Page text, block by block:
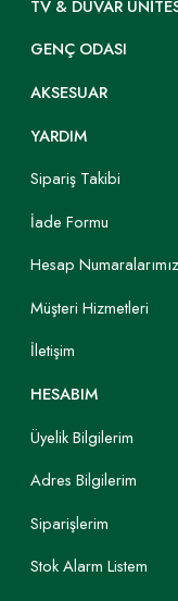
TV & DUVAR
GENÇ ODASI
AKSESUAR
YARDIM
Sipariş Takibi
İade Formu
Hesap Numaralarımız
Müşteri Hizmetleri
İletişim
HESABIM
Üyelik Bilgilerim
Adres Bilgilerim
Siparişlerim
Stok Alarm Listem